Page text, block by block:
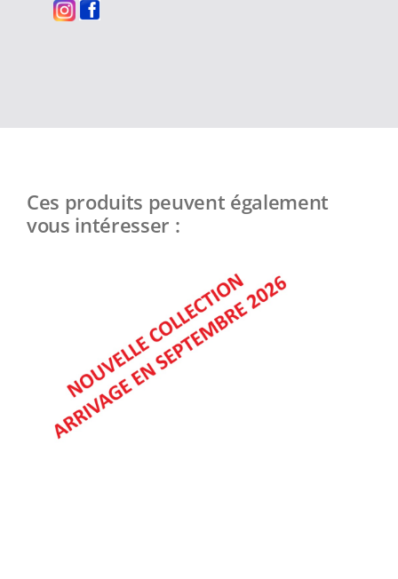
Ces produits peuvent également
vous intéresser :